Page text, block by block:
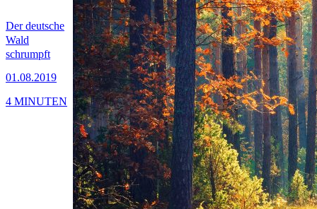
Der deutsche
Wald
schrumpft
01.08.2019
4 MINUTEN